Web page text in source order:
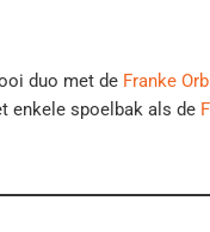
duo met de Franke
enkele spoelbak als de